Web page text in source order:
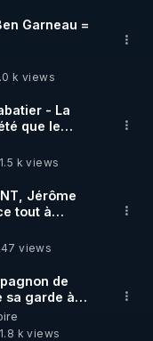
Garneau =
k views
- La
que le
& l'ARNm-aa
t-il ?
1.5 k views
Jérôme
tout à
views
de
sa garde à
1.8 k views